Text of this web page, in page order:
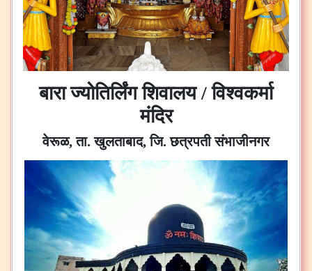
बारा ज्योतिर्लिंग शिवालय / विश्वकर्मा
मंदिर
वेरूळ, ता. खुलताबाद, जि. छत्रपती संभाजीनगर